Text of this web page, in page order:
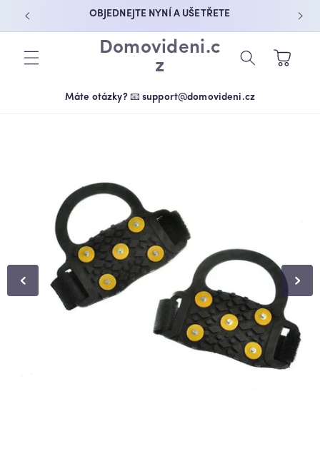
PŘEJÍT K
OBJEDNEJTE NYNÍ A UŠETŘETE
Domovideni.c
z
Košík
Máte otázky? 📧 support@domovideni.cz